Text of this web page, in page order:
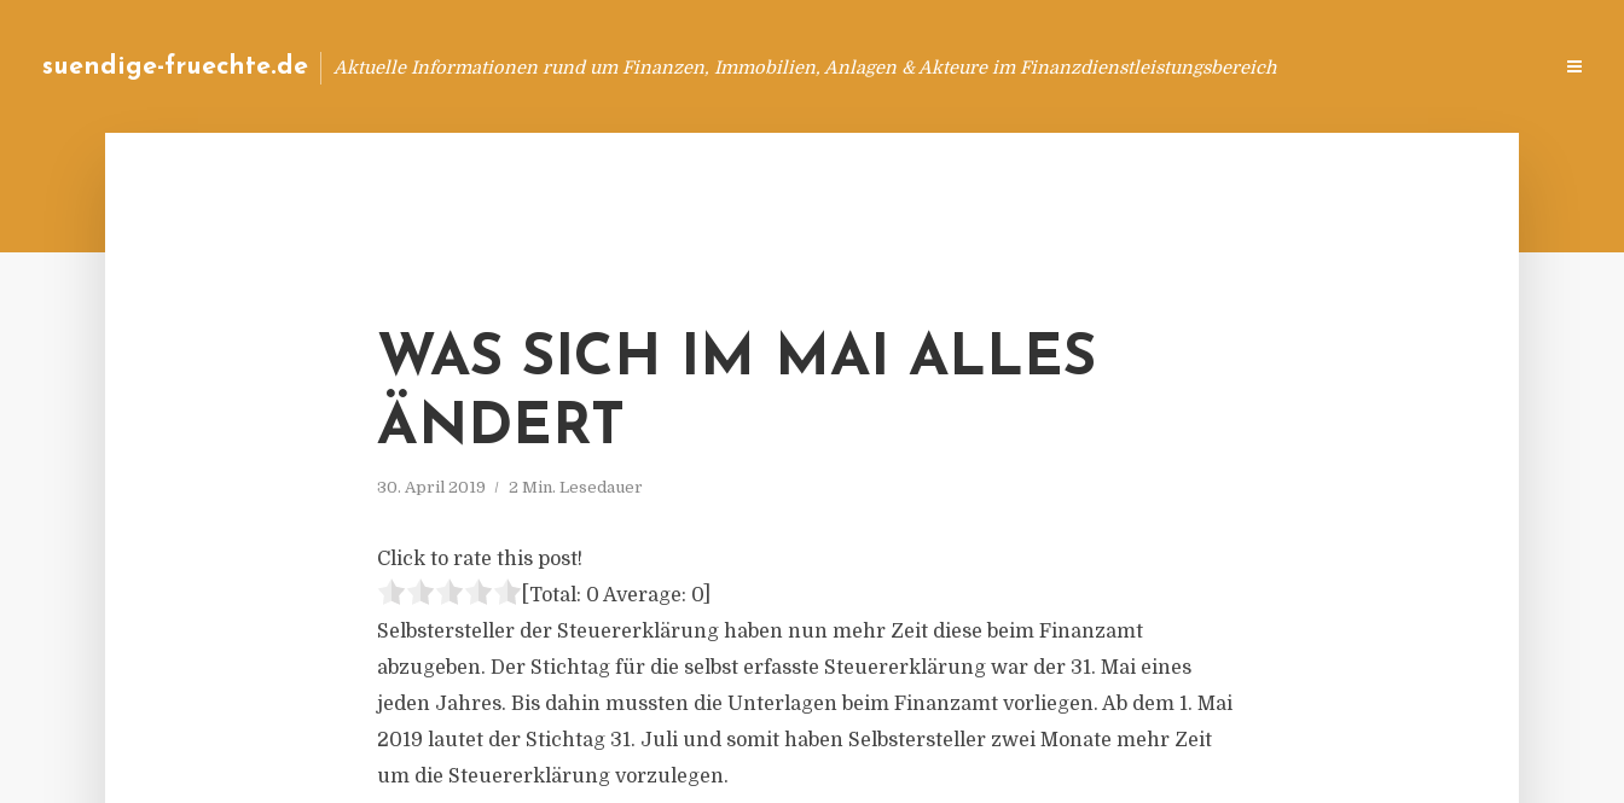
suendige-fruechte.de Aktuelle Informationen rund um Finanzen, Immobilien, Anlagen & Akteure im Finanzdienstleistungsbereich
WAS SICH IM MAI ALLES
ÄNDERT
30. April 2019 2 Min. Lesedauer
Click to rate this post!
[Total: 0 Average: 0
Selbstersteller der Steuererklärung haben nun mehr Zeit diese beim Finanzamt
abzugeben. Der Stichtag für die selbst erfasste Steuererklärung war der 31. Mai eines
jeden Jahres. Bis dahin mussten die Unterlagen beim Finanzamt vorliegen. Ab dem 1. Mai
2019 lautet der Stichtag 31. Juli und somit haben Selbstersteller zwei Monate mehr Zeit
um die Steuererklärung vorzulegen.